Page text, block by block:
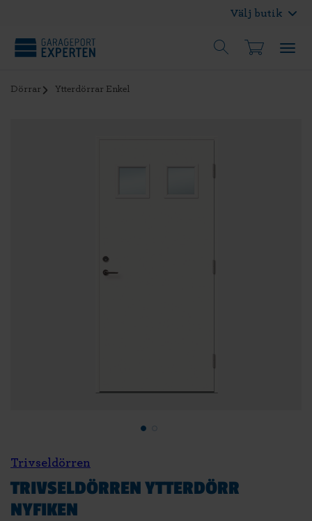
Välj butik
Dörrar Ytterdörrar Enkel
Trivseldörren
TRIVSELDÖRREN YTTERDÖRR
NYFIKEN